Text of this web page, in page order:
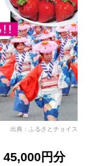
出典：ふるさとチョイス
円分